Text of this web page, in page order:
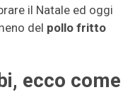
il Natale ed oggi
del pollo fritto
ecco come